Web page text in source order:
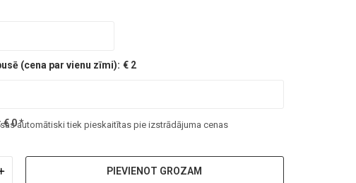
(cena par vienu zīmi): € 2
€0*
automātiski tiek pieskaitītas pie izstrādājuma cenas
PIEVIENOT GROZAM